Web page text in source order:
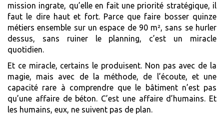
mission ingrate, qu’elle en fait une priorité stratégique, il
faut le dire haut et fort. Parce que faire bosser quinze
métiers ensemble sur un espace de 90 m², sans se hurler
dessus, sans ruiner le planning, c’est un miracle
quotidien.
Et ce miracle, certains le produisent. Non pas avec de la
magie, mais avec de la méthode, de l’écoute, et une
capacité rare à comprendre que le bâtiment n’est pas
qu’une affaire de béton. C’est une affaire d’humains. Et
les humains, eux, ne suivent pas de plan.